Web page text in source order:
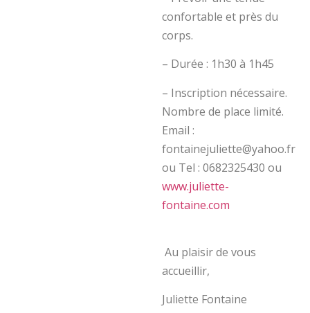
confortable et près du
corps.
– Durée : 1h30 à 1h45
– Inscription nécessaire.
Nombre de place limité.
Email :
fontainejuliette@yahoo.fr
ou Tel : 0682325430 ou
www.juliette-
fontaine.com
​ Au plaisir de vous
accueillir,
Juliette Fontaine